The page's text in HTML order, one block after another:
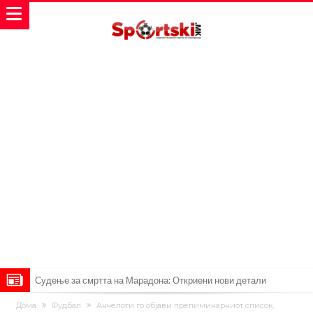
Дилеми повеќе нема: Познато е кога Родри ќе стане новиот
Дома Фудбал
Анчелоти го објави прелиминарниот список,